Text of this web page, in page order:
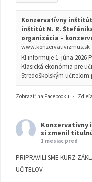
Konzervatívny
inštitút M. R.
organizácia –
www.konzervativizmus.sk
KI informuje 1. júna 2026
Klasická ekonómia pre
Stredoškolským učiteľom
Zobraziť na Facebooku ·
Konzervatívny
si zmenil
1 mesiac pred
PRIPRAVILI SME KURZ
UČITEĽOV